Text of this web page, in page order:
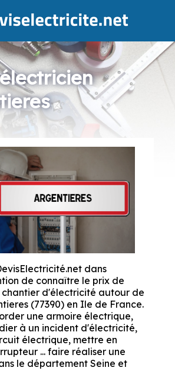
dans
de connaître le prix de
d'électricité autour de
(77390) en Ile de France.
une armoire électrique,
à un incident d'électricité,
électrique, mettre en
... faire réaliser une
le département Seine et